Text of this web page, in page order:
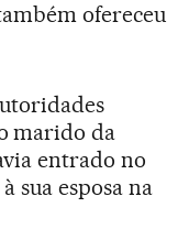
ofereceu
marido da
entrado no
sua esposa na